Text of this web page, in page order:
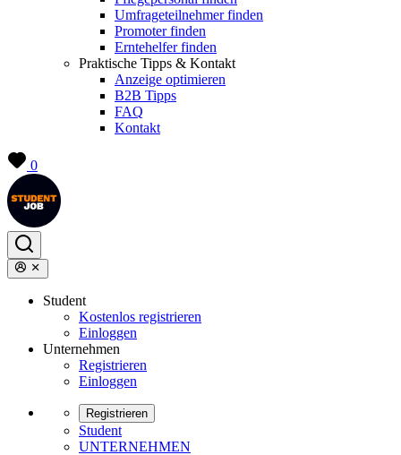
Umfrageteilnehmer finden
Promoter finden
Erntehelfer finden
Praktische Tipps & Kontakt
Anzeige optimieren
B2B Tipps
FAQ
Kontakt
0
Student
Kostenlos registrieren
Einloggen
Unternehmen
Registrieren
Einloggen
Registrieren
Student
UNTERNEHMEN